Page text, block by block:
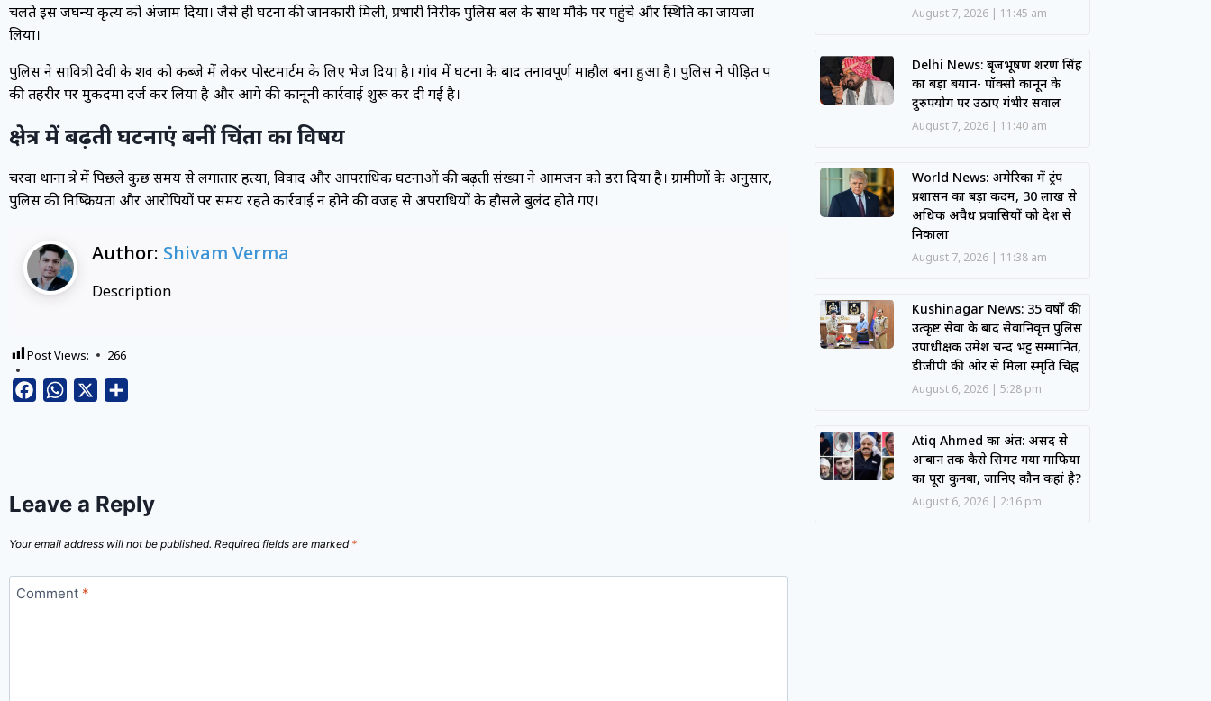
चलते इस जघन्य कृत्य को अंजाम दिया। जैसे ही घटना की जानकारी मिली, प्रभारी निरीक्षक पुलिस बल के साथ मौके पर पहुंचे और स्थिति का जायजा
लिया।
पुलिस ने सावित्री देवी के शव को कब्जे में लेकर पोस्टमार्टम के लिए भेज दिया है। गांव में घटना के बाद तनावपूर्ण माहौल बना हुआ है। पुलिस ने पीड़ित पक्ष
की तहरीर पर मुकदमा दर्ज कर लिया है और आगे की कानूनी कार्रवाई शुरू कर दी गई है।
क्षेत्र में बढ़ती घटनाएं बनीं चिंता का विषय
चरवा थाना क्षेत्र में पिछले कुछ समय से लगातार हत्या, विवाद और आपराधिक घटनाओं की बढ़ती संख्या ने आमजन को डरा दिया है। ग्रामीणों के अनुसार,
पुलिस की निष्क्रियता और आरोपियों पर समय रहते कार्रवाई न होने की वजह से अपराधियों के हौसले बुलंद होते गए।
Author: Shivam Verma
Description
Post Views: 266
FacebookWhatsApp
Leave a Reply
Your email address will not be published. Required fields are marked *
Comment *
August 7, 2026 11:45 am
Delhi News: बृजभूषण शरण सिंह
का बड़ा बयान- पॉक्सो कानून के
दुरुपयोग पर उठाए गंभीर सवाल
August 7, 2026 11:40 am
World News: अमेरिका में ट्रंप
प्रशासन का बड़ा कदम, 30 लाख से
अधिक अवैध प्रवासियों को देश से
निकाला
August 7, 2026 11:38 am
Kushinagar News: 35 वर्षों की
उत्कृष्ट सेवा के बाद सेवानिवृत्त पुलिस
उपाधीक्षक उमेश चन्द भट्ट सम्मानित,
डीजीपी की ओर से मिला स्मृति चिह्न
August 6, 2026 5:28 pm
Atiq Ahmed का अंत: असद से
आबान तक कैसे सिमट गया माफिया
का पूरा कुनबा, जानिए कौन कहां है?
August 6, 2026 2:16 pm